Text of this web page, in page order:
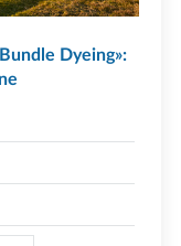
Dyeing»: